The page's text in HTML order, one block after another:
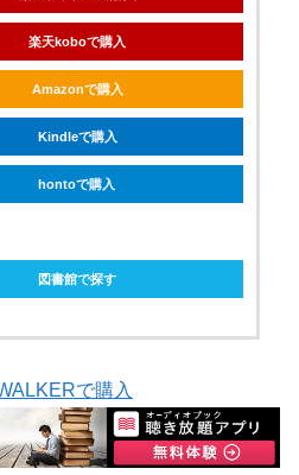
楽天koboで購入
Amazonで購入
Kindleで購入
hontoで購入
図書館で探す
で購入